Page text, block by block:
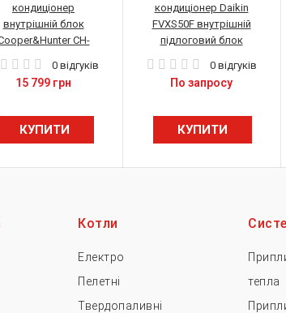
кондиціонер
внутрішній блок
CH-
S18FTXQ-NG(I)
0 відгуків
15 799 грн
КУПИТИ
кондиціонер Daikin
FVXS50F внутрішній
підлоговий блок
0 відгуків
По запросу
КУПИТИ
Котли
Електро
Пелетні
Твердопаливні
тепла